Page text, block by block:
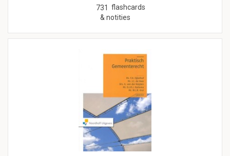
731 flashcards
& notities